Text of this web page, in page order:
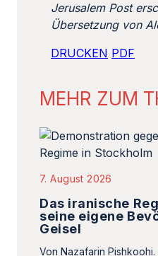
Jerusalem Post
Übersetzung von
DRUCKEN PDF
MEHR ZUM
7. August 2026
Das iranische
seine eigene
Geisel
Von Nazafarin